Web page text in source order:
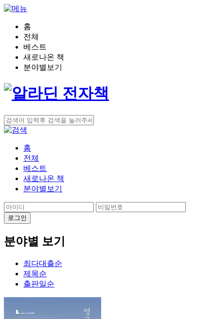
홈
전체
베스트
새로나온 책
분야별보기
홈
전체
베스트
새로나온 책
분야별보기
분야별 보기
최다대출순
제목순
출판일순